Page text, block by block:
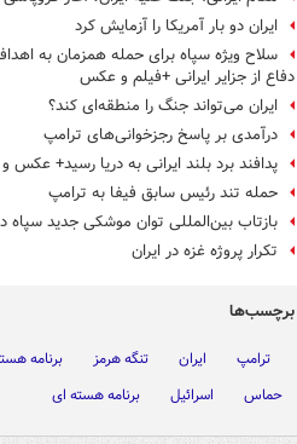
ایران دو بار آمریکا را آزمایش کرد
سلاح ویژه سپاه برای حمله همزمان به
دفاع از جزایر ایرانی +فیلم و عکس
ایران می‌تواند جنگ را منطقه‌ای کند؟
درآمدی بر پاسخ رجزخوانی‎‌های ترامپ
پدافند برد بلند ایرانی به دریا رسید+ عکس
حمله تند رئیس سابق فیفا به ترامپ
بازتاب بین‌المللی توان موشکی جدید سپاه
تکرار پروژه غزه در ایران
برچسب‌ها
ترامپ ایران تنگه هرمز برنامه
حماس
اسرائیل برنامه هسته ای